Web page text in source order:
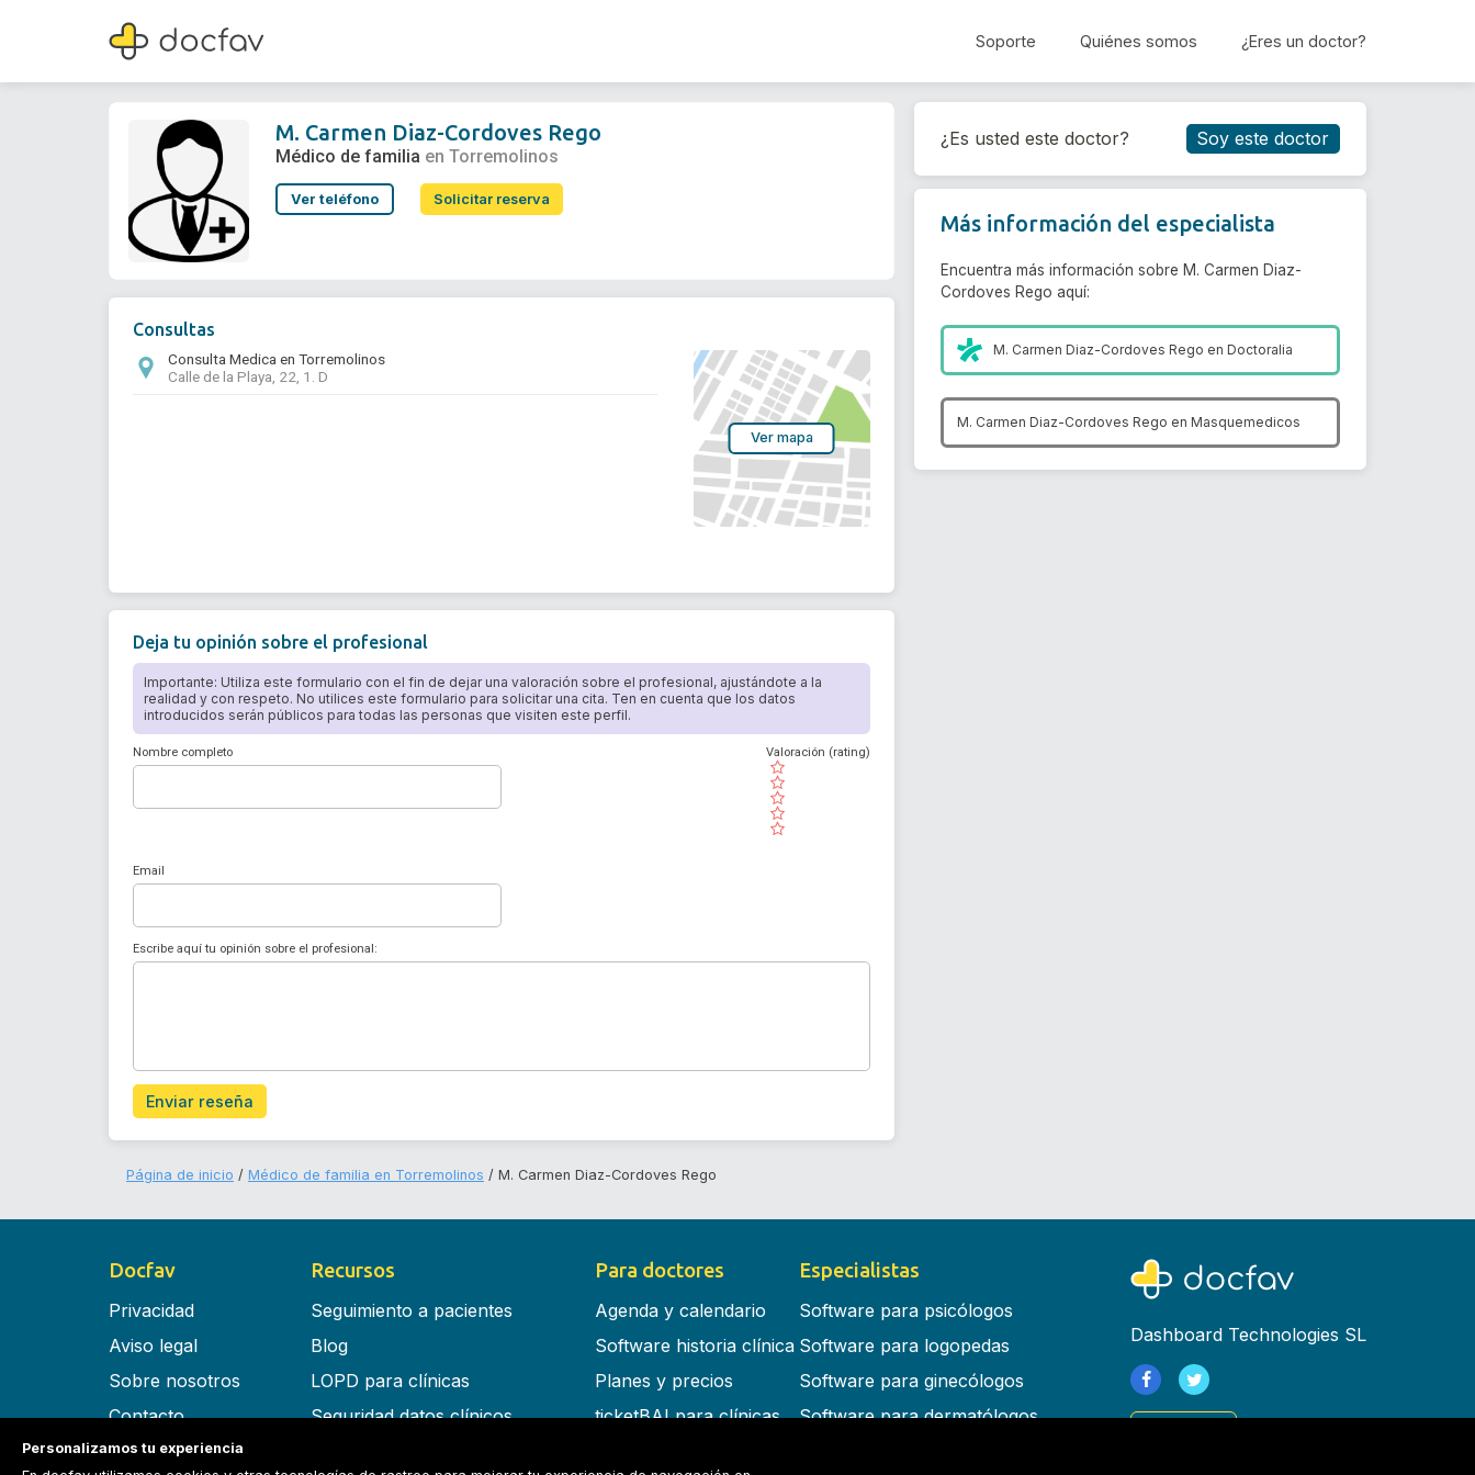
Soporte Quiénes somos ¿Eres un doctor?
M. Carmen Diaz-Cordoves Rego
Médico de familia
Reservar cita
M. Carmen Diaz-Cordoves Rego
Médico de familia en Torremolinos
Ver teléfono Solicitar reserva
Consultas
Consulta Medica en Torremolinos
Calle de la Playa, 22, 1. D
Ver mapa
Deja tu opinión sobre el profesional
Importante: Utiliza este formulario con el fin de dejar una valoración sobre el profesional, ajustándote a la
realidad y con respeto. No utilices este formulario para solicitar una cita. Ten en cuenta que los datos
introducidos serán públicos para todas las personas que visiten este perfil.
Nombre completo
( )
( )
( )
( )
( )
Valoración (rating)
Email
Escribe aquí tu opinión sobre el profesional:
Enviar reseña
¿Es usted este doctor? Soy este doctor
Más información del especialista
Encuentra más información sobre M. Carmen Diaz-
Cordoves Rego aquí:
M. Carmen Diaz-Cordoves Rego enDoctoralia
M. Carmen Diaz-Cordoves Rego en Masquemedicos
Página de inicio Médico de familia en Torremolinos M. Carmen Diaz-Cordoves Rego
Docfav
Privacidad
Aviso legal
Sobre nosotros
Contacto
Términos y condiciones
Recursos
Seguimiento a pacientes
Blog
LOPD para clínicas
Seguridad datos clínicos
Para doctores
Agenda y calendario
Software historia clínica
Planes y precios
ticketBAI para clínicas
Especialistas
Software para psicólogos
Software para logopedas
Software para ginecólogos
Software para dermatólogos
Dashboard Technologies SL
Personalizamos tu experiencia